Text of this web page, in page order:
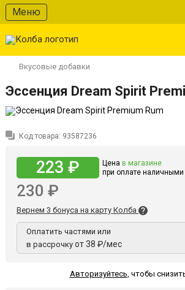
Меню
Вкусовые добавки
Эссенция Dream Spirit
Код товара: 93587236
223 ₽ Цена в магазине
при оплате наличными
230 ₽
Вернем 3 бонуса на карту Колба
Оплатить частями или
в рассрочку от 38 ₽/мес
Авторизуйтесь, чтобы